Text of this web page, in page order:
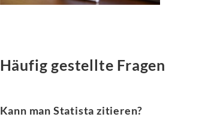
Häufig gestellte Fragen
Kann man Statista zitieren?